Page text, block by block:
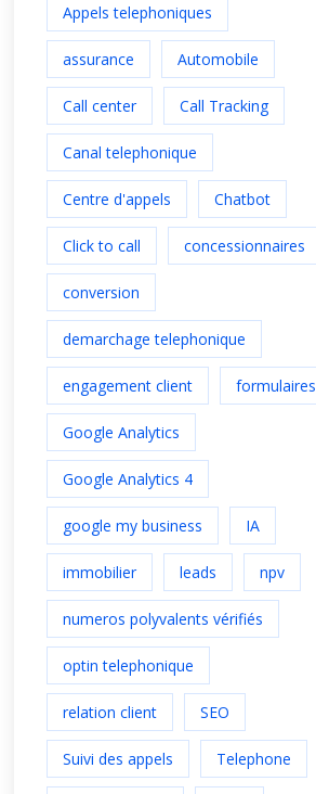
Appels telephoniques
assurance Automobile
Call center Call Tracking
Canal telephonique
Centre d'appels Chatbot
Click to call concessionnaires
conversion
demarchage telephonique
engagement client formulaires
Google Analytics
Google Analytics 4
google my business IA
immobilier leads npv
numeros polyvalents vérifiés
optin telephonique
relation client SEO
Suivi des appels Telephone